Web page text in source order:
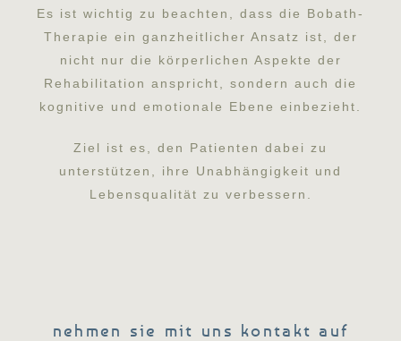
Es ist wichtig zu beachten, dass die Bobath-
Therapie ein ganzheitlicher Ansatz ist, der
nicht nur die körperlichen Aspekte der
Rehabilitation anspricht, sondern auch die
kognitive und emotionale Ebene einbezieht.
Ziel ist es, den Patienten dabei zu
unterstützen, ihre Unabhängigkeit und
Lebensqualität zu verbessern.
nehmen sie mit uns kontakt auf